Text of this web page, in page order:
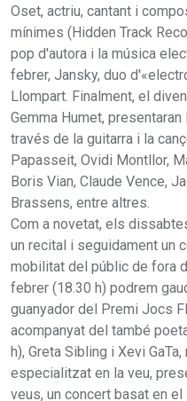
Oset, actriu, cantant i
mínimes (Hidden Track
pop d'autora i la música
febrer, Jansky, duo
Llompart. Finalment, el
Gemma Humet,
través de la guitarra i la
Papasseit, Ovidi Montllor,
Boris Vian, Claude Vence,
Brassens, entre altres.
Com a novetat, els
un recital i seguidament un
mobilitat del públic de fora
febrer (18.30 h) podrem
guanyador del Premi Jocs
acompanyat del també
h), Greta Sibling i Xevi
especialitzat en la veu,
veus, un concert basat en